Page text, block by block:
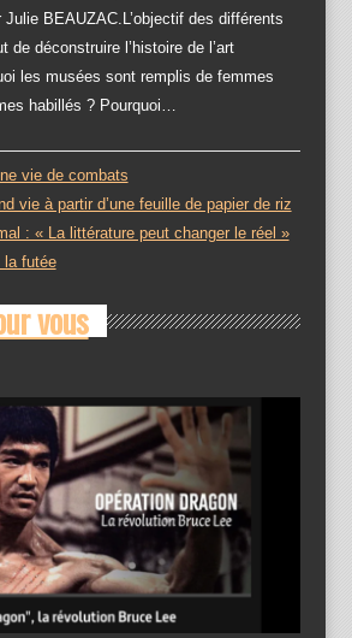
BEAUZAC.L’objectif des différents
de déconstruire l’histoire de l’art
les musées sont remplis de femmes
habillés ? Pourquoi…
vie de combats
vie à partir d’une feuille de papier de riz
: « La littérature peut changer le réel »
la futée
vous